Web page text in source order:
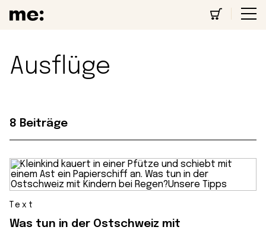
Ausflüge
8 Beiträge
Text
Was tun in der Ostschweiz mit